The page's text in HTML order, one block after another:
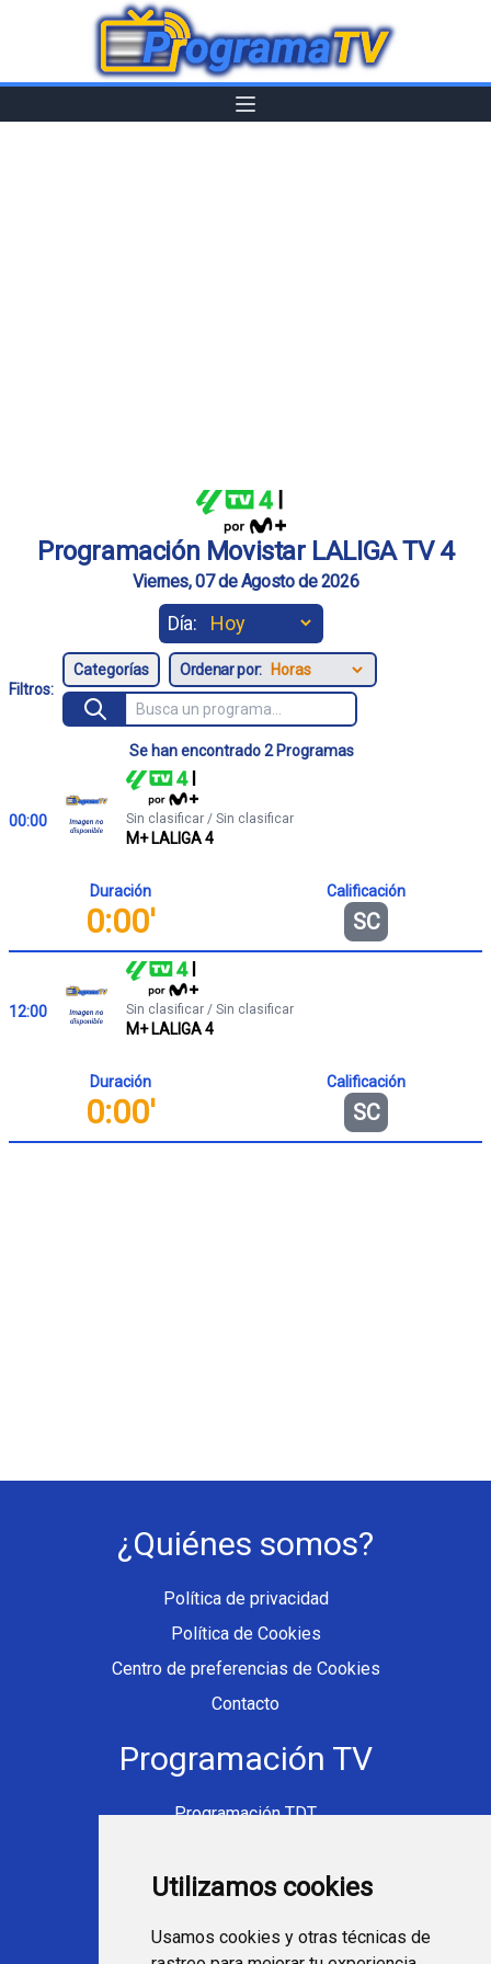
Utilizamos cookies
Usamos cookies y otras técnicas de
Programación Movistar LALIGA TV 4
Viernes, 07 de Agosto de 2026
Día:
Filtros:
Ordenar por:
Se han encontrado 2 Programas
00:00 Sin clasificar / Sin clasificar
M+ LALIGA 4
Duración
0:00'
Calificación
SC
12:00 Sin clasificar / Sin clasificar
M+ LALIGA 4
Duración
0:00'
Calificación
SC
¿Quiénes somos?
Política de privacidad
Política de Cookies
Centro de preferencias de Cookies
Contacto
Programación TV
Programación TDT
Ver TV Online
Fútbol en la tele